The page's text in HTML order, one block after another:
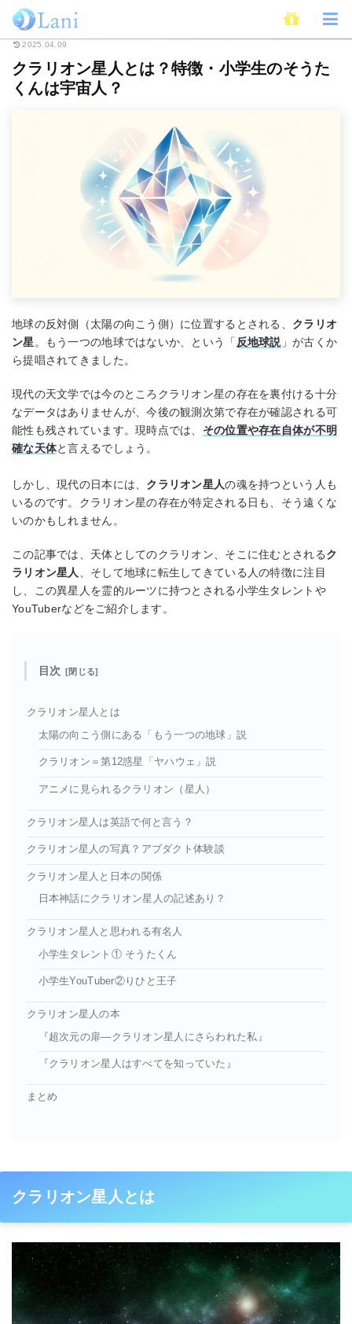
ホーム スピリチュアル クラリオン星人
2025.04.09
クラリオン星人とは？特徴・小学生のそうた
くんは宇宙人？
地球の反対側（太陽の向こう側）に位置するとされる、 クラリオ
ン星。もう一つの地球ではないか、という「 反地球説」が古くか
ら提唱されてきました。
現代の天文学では今のところクラリオン星の存在を裏付ける十分
なデータはありませんが、今後の観測次第で存在が確認される可
能性も残されています。現時点では、 その位置や存在自体が不明
確な天体と言えるでしょう。
しかし、現代の日本には、 クラリオン星人の魂を持つという人も
いるのです。クラリオン星の存在が特定される日も、そう遠くな
いのかもしれません。
この記事では、天体としてのクラリオン、そこに住むとされるク
ラリオン星人
、そして地球に転生してきている人の特徴に注目
し、この異星人を霊的ルーツに持つとされる小学生タレントや
YouTuberなどをご紹介します。
目次
クラリオン星人とは
太陽の向こう側にある「もう一つの地球」説
クラリオン＝第12惑星「ヤハウェ」説
アニメに見られるクラリオン（星人）
クラリオン星人は英語で何と言う？
クラリオン星人の写真？アブダクト体験談
クラリオン星人と日本の関係
日本神話にクラリオン星人の記述あり？
クラリオン星人と思われる有名人
小学生タレント① そうたくん
小学生YouTuber②りひと王子
クラリオン星人の本
『超次元の扉―クラリオン星人にさらわれた私』
『クラリオン星人はすべてを知っていた』
まとめ
クラリオン星人とは